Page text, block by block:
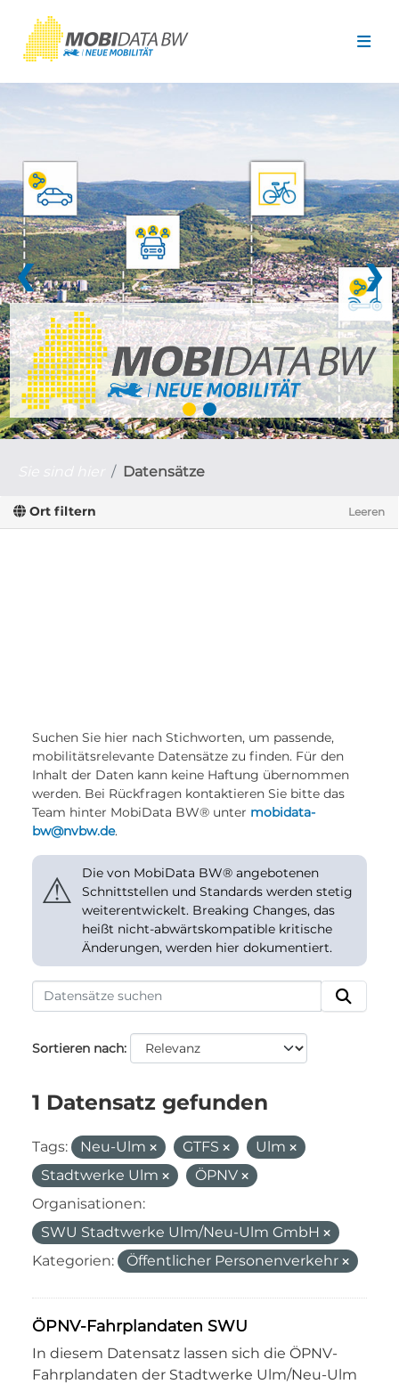
❮ ❯
Datensätze
Ort filtern Leeren
Suchen Sie hier nach Stichworten, um passende,
mobilitätsrelevante Datensätze zu finden. Für den
Inhalt der Daten kann keine Haftung übernommen
werden. Bei Rückfragen kontaktieren Sie bitte das
Team hinter MobiData BW® unter mobidata-
bw@nvbw.de.
⚠
Die von MobiData BW® angebotenen
Schnittstellen und Standards werden stetig
weiterentwickelt. Breaking Changes, das
heißt nicht-abwärtskompatible kritische
Änderungen, werden hier dokumentiert.
Sortieren nach
1 Datensatz gefunden
Tags: Neu-Ulm GTFS
Ulm
Stadtwerke Ulm
ÖPNV
Organisationen:
SWU Stadtwerke Ulm/Neu-Ulm GmbH
Kategorien:
Öffentlicher Personenverkehr
ÖPNV-Fahrplandaten SWU
In diesem Datensatz lassen sich die ÖPNV-
Fahrplandaten der Stadtwerke Ulm/Neu-Ulm